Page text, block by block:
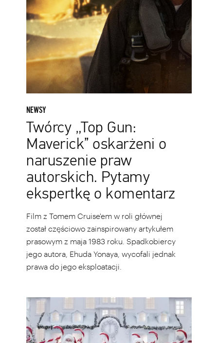
Pytamy
ekspertkę
komentarz
NEWSY
Twórcy „Top Gun:
Maverick” oskarżeni o
naruszenie praw
autorskich. Pytamy
ekspertkę o komentarz
Film z Tomem Cruise'em w roli głównej
został częściowo zainspirowany artykułem
prasowym z maja 1983 roku. Spadkobiercy
jego autora, Ehuda Yonaya, wycofali jednak
prawa do jego eksploatacji.
Mariah
Carey
oskarżona
o